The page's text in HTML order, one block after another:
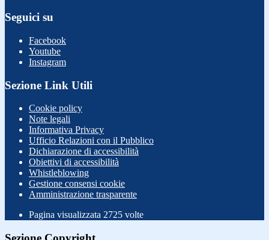
Seguici su
Facebook
Youtube
Instagram
Sezione Link Utili
Cookie policy
Note legali
Informativa Privacy
Ufficio Relazioni con il Pubblico
Dichiarazione di accessibilità
Obiettivi di accessibilità
Whistleblowing
Gestione consensi cookie
Amministrazione trasparente
Pagina visualizzata 2725 volte